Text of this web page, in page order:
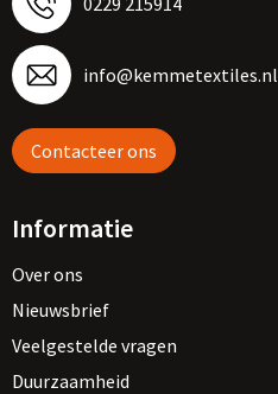
info@kemmetextiles.nl
Contacteer ons
Informatie
Over ons
Nieuwsbrief
Veelgestelde vragen
Duurzaamheid